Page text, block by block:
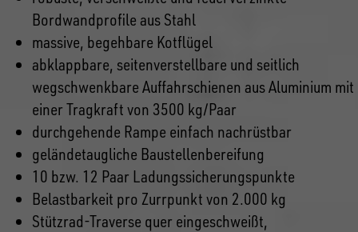
Bordwandprofile aus Stahl
massive, begehbare Kotflügel
abklappbare, seitenverstellbare und seitlich
wegschwenkbare Auffahrschienen aus Aluminium mit
einer Tragkraft von 3500 kg/Paar
durchgehende Rampe einfach nachrüstbar
geländetaugliche Baustellenbereifung
10 bzw. 12 Paar Ladungssicherungspunkte
Belastbarkeit pro Zurrpunkt von 2.000 kg
Stützrad-Traverse quer eingeschweißt,